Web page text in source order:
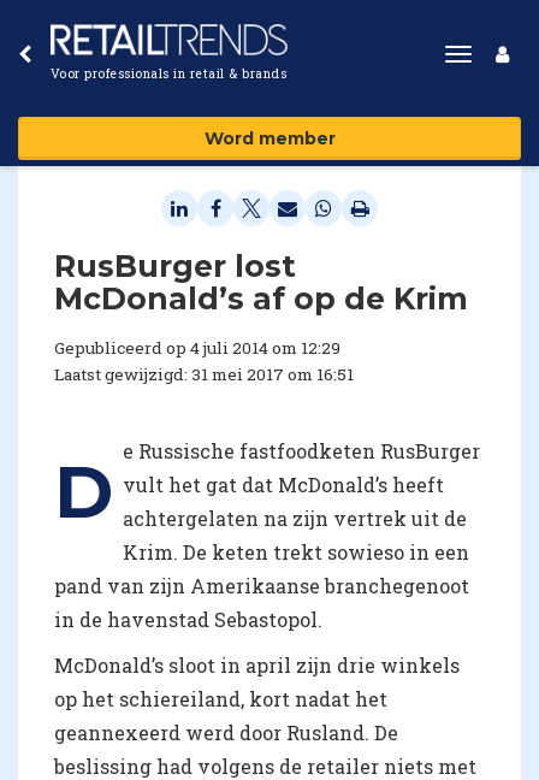
Voor professionals in retail & brands
Toggle
Word member
RusBurger lost
McDonald’s af op de Krim
Gepubliceerd op 4 juli 2014 om 12:29
Laatst gewijzigd: 31 mei 2017 om 16:51
D e Russische fastfoodketen RusBurger
vult het gat dat McDonald’s heeft
achtergelaten na zijn vertrek uit de
Krim. De keten trekt sowieso in een
pand van zijn Amerikaanse branchegenoot
in de havenstad Sebastopol.
McDonald’s sloot in april zijn drie winkels
op het schiereiland, kort nadat het
geannexeerd werd door Rusland. De
beslissing had volgens de retailer niets met